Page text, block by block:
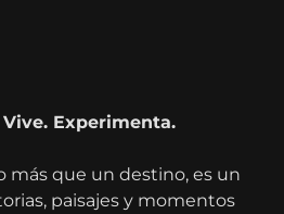
Vive. Experimenta.
más que un destino, es un
paisajes y momentos